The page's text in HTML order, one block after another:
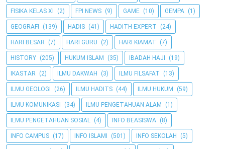
FISIKA KELAS XI (2) FPI NEWS (9) GAME (10) GEMPA (1)
GEOGRAFI (139) HADIS (41) HADITH EXPERT (24)
HARI BESAR (7) HARI GURU (2) HARI KIAMAT (7)
HISTORY (205) HUKUM ISLAM (35) IBADAH HAJI (19)
IKASTAR (2) ILMU DAKWAH (3) ILMU FILSAFAT (13)
ILMU GEOLOGI (26) ILMU HADITS (44) ILMU HUKUM (59)
ILMU KOMUNIKASI (34) ILMU PENGETAHUAN ALAM (1)
ILMU PENGETAHUAN SOSIAL (4) INFO BEASISWA (8)
INFO CAMPUS (17) INFO ISLAMI (501) INFO SEKOLAH (5)